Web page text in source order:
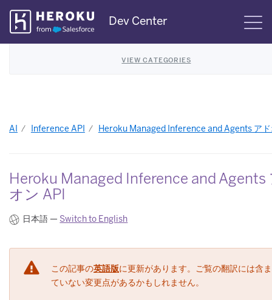
Skip
Navigation
Dev Center
VIEW CATEGORIES
AI Inference API Heroku Managed Inference and Agents ア
Heroku Managed Inference and Agents
オン API
日本語 — Switch to English
この記事の英語版に更新があります。ご覧の翻訳には含
ていない変更点があるかもしれません。